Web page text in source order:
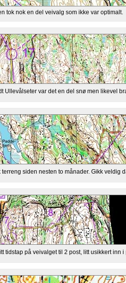
tok nok en del veivalg som ikke var optimalt.
Ullevålseter var det en del snø men likevel
terreng siden nesten to månader. Gikk veldig
tidstap på veivalget til 2 post, litt usikkert inn